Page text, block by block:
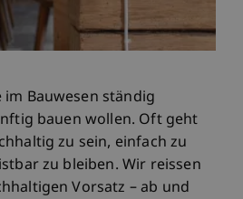
Bauwesen ständig
bauen wollen. Oft geht
zu sein, einfach zu
zu bleiben. Wir reissen
Vorsatz – ab und